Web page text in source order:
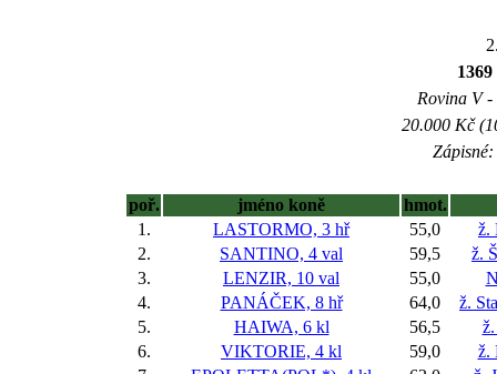
Rovina V
20.000 Kč
poř. jméno koně
hmot.
1.
LASTORMO, 3 hř 55,0
ž.
2.
SANTINO, 4 val 59,5
ž.
3.
LENZIR, 10 val 55,0
4.
PANÁČEK, 8 hř 64,0
ž.
5.
HAIWA, 6 kl 56,5
6.
VIKTORIE, 4 kl 59,0
ž.